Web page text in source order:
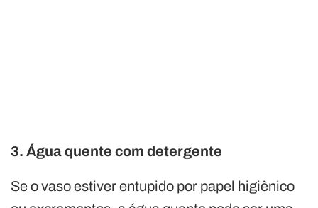
3. Água quente com detergente
Se o vaso estiver entupido por papel higiênico